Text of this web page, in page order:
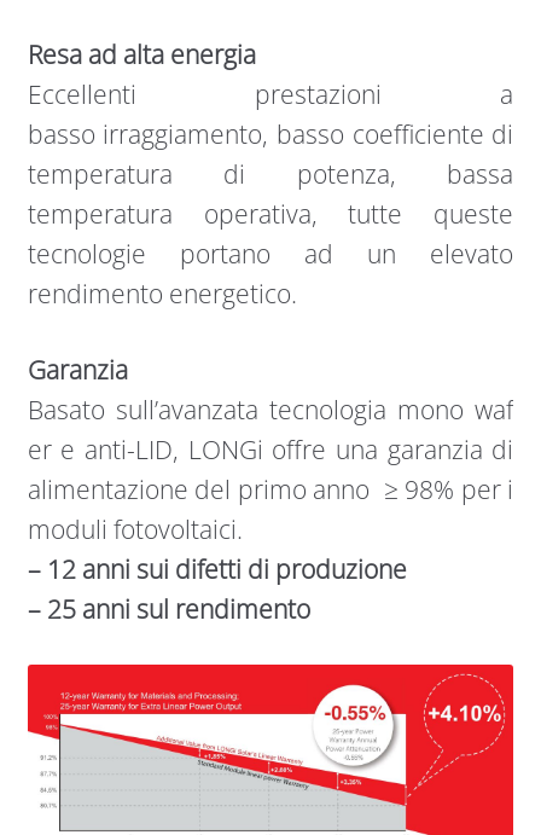
Resa ad alta energia
Eccellenti prestazioni a
basso irraggiamento, basso coefficiente di
temperatura di potenza, bassa
temperatura operativa, tutte queste
tecnologie portano ad un elevato
rendimento energetico.
Garanzia
Basato sull’avanzata tecnologia mono waf​
er e anti-LID, LONGi offre una garanzia di
alimentazione del primo anno ≥ 98% per i
moduli fotovoltaici.
– 12 anni sui difetti di produzione
– 25 anni sul rendimento